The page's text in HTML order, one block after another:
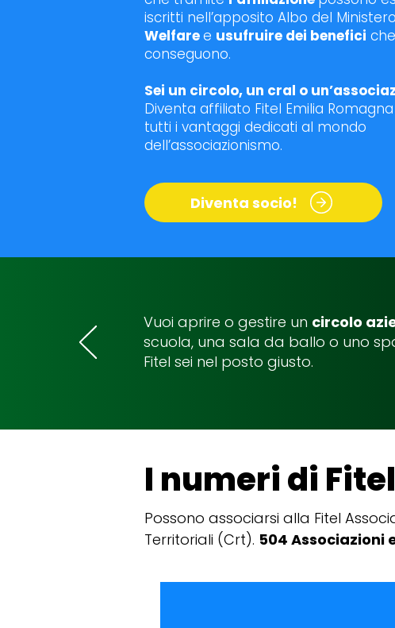
iscritti nell’apposito Albo del
Welfaree usufruire dei benefici
conseguono.
Sei un circolo, un cral o
Diventa affiliato Fitel Emilia
tutti i vantaggi dedicati al mondo
dell’associazionismo.
Diventa socio!
Vuoi aprire o gestire un circolo
scuola, una sala da ballo o uno
Fitel sei nel posto giusto.
I numeri di Fitel
Possono associarsi alla Fitel
Territoriali (Crt). 504 Associazioni